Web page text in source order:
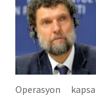
Operasyon